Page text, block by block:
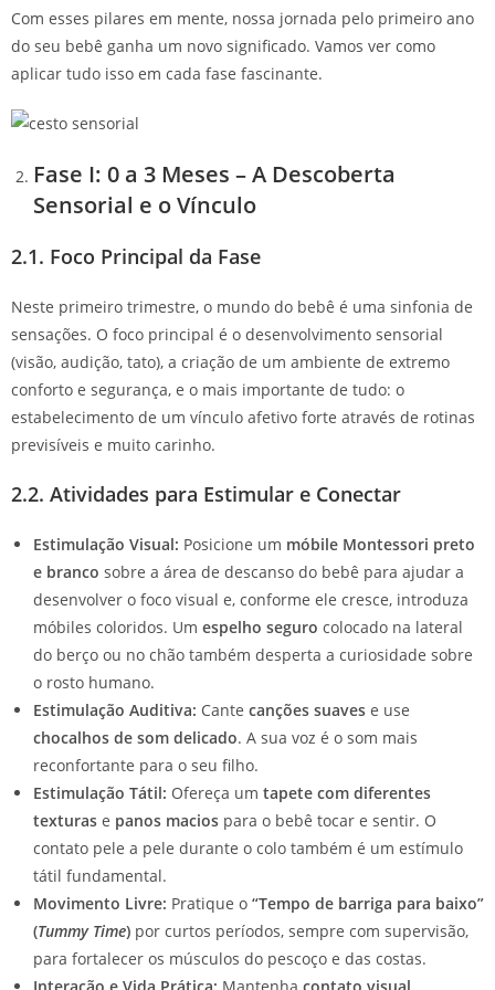
Com esses pilares em mente, nossa jornada pelo primeiro ano
do seu bebê ganha um novo significado. Vamos ver como
aplicar tudo isso em cada fase fascinante.
Fase I: 0 a 3 Meses – A Descoberta
Sensorial e o Vínculo
2.1. Foco Principal da Fase
Neste primeiro trimestre, o mundo do bebê é uma sinfonia de
sensações. O foco principal é o desenvolvimento sensorial
(visão, audição, tato), a criação de um ambiente de extremo
conforto e segurança, e o mais importante de tudo: o
estabelecimento de um vínculo afetivo forte através de rotinas
previsíveis e muito carinho.
2.2. Atividades para Estimular e Conectar
Estimulação Visual: Posicione um móbile Montessori preto
e branco sobre a área de descanso do bebê para ajudar a
desenvolver o foco visual e, conforme ele cresce, introduza
móbiles coloridos. Um espelho seguro colocado na lateral
do berço ou no chão também desperta a curiosidade sobre
o rosto humano.
Estimulação Auditiva: Cante canções suaves e use
chocalhos de som delicado. A sua voz é o som mais
reconfortante para o seu filho.
Estimulação Tátil: Ofereça um tapete com diferentes
texturas e panos macios para o bebê tocar e sentir. O
contato pele a pele durante o colo também é um estímulo
tátil fundamental.
Movimento Livre: Pratique o “Tempo de barriga para baixo”
(Tummy Time) por curtos períodos, sempre com supervisão,
para fortalecer os músculos do pescoço e das costas.